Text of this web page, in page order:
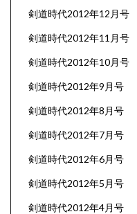
剣道時代2012年12月号
剣道時代2012年11月号
剣道時代2012年10月号
剣道時代2012年9月号
剣道時代2012年8月号
剣道時代2012年7月号
剣道時代2012年6月号
剣道時代2012年5月号
剣道時代2012年4月号